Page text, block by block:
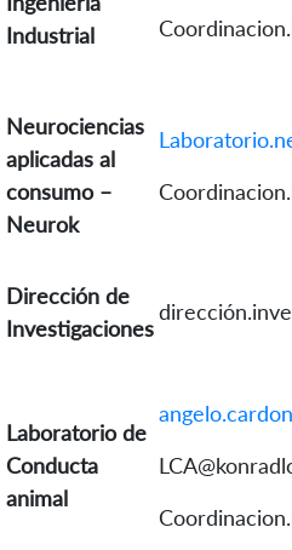
Industrial
Neurociencias
aplicadas al
consumo –
Neurok
Dirección de
Investigaciones
Laboratorio de
Conducta
animal